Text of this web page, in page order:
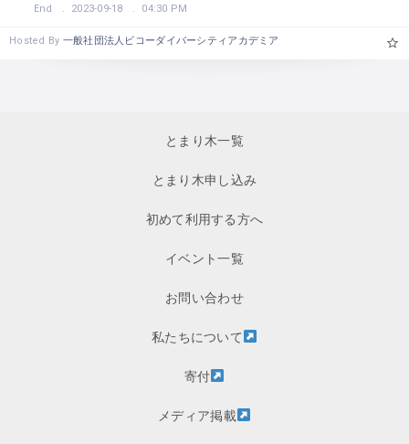
End
2023-09-18 04:30 PM
Hosted By 一般社団法人ビコーダイバーシティアカデミア
とまり木一覧
とまり木申し込み
初めて利用する方へ
イベント一覧
お問い合わせ
私たちについて
寄付
メディア掲載